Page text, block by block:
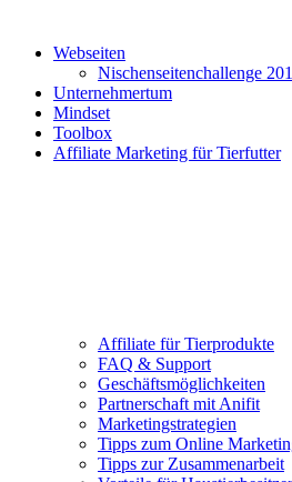
Webseiten
Nischenseitenchallenge
Unternehmertum
Mindset
Toolbox
Affiliate Marketing für Tierfutter
Affiliate für Tierprodukte
FAQ & Support
Geschäftsmöglichkeiten
Partnerschaft mit Anifit
Marketingstrategien
Tipps zum Online
Tipps zur Zusammenarbeit